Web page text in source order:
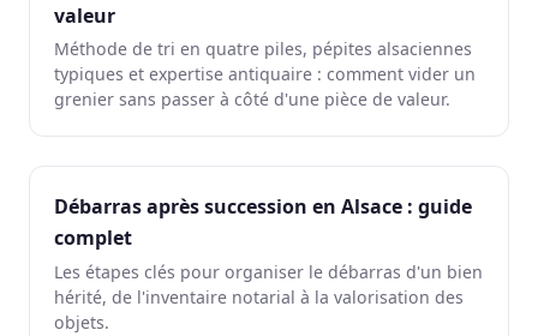
valeur
Méthode de tri en quatre piles, pépites alsaciennes
typiques et expertise antiquaire : comment vider un
grenier sans passer à côté d'une pièce de valeur.
Débarras après succession en Alsace : guide
complet
Les étapes clés pour organiser le débarras d'un bien
hérité, de l'inventaire notarial à la valorisation des
objets.